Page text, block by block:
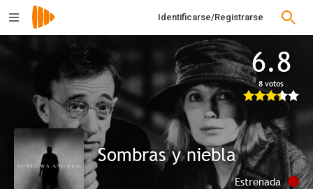
Identificarse/Registrarse
6.8
8 votos
Sombras y niebla
Estrenada